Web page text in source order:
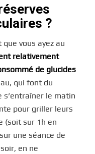
?
vous ayez au
relativement
de glucides
qui font du
s’entraîner le matin
pour griller leurs
(soit sur 1h en
une séance de
en ne